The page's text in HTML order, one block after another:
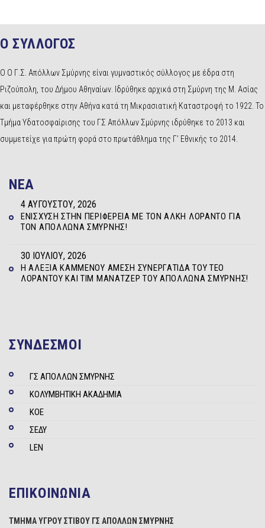
Ο ΣΥΛΛΟΓΟΣ
Ο Ο Γ.Σ. Απόλλων Σμύρνης είναι γυμναστικός σύλλογος με έδρα στη
Ριζούπολη, του Δήμου Αθηναίων. Ιδρύθηκε αρχικά στη Σμύρνη της Μ. Ασίας
και μεταφέρθηκε στην Αθήνα κατά τη Μικρασιατική Καταστροφή το 1922. Το
Τμήμα Υδατοσφαίρισης του ΓΣ Απόλλων Σμύρνης ιδρύθηκε το 2013 και
συμμετείχε για πρώτη φορά στο πρωτάθλημα της Γ’ Εθνικής το 2014.
NEA
ΕΝΊΣΧΥΣΗ ΣΤΗΝ ΠΕΡΙΦΈΡΕΙΑ ΜΕ ΤΟΝ ΆΛΚΗ ΛΟΡΆΝΤΟ ΓΙΑ
ΤΟΝ ΑΠΌΛΛΩΝΑ ΣΜΎΡΝΗΣ!
4 ΑΥΓΟΎΣΤΟΥ, 2026
Η ΑΛΕΞΊΑ ΚΑΜΜΈΝΟΥ ΆΜΕΣΗ ΣΥΝΕΡΓΆΤΙΔΑ ΤΟΥ ΤΕΌ
ΛΟΡΆΝΤΟΥ ΚΑΙ ΤΙΜ ΜΆΝΑΤΖΕΡ ΤΟΥ ΑΠΌΛΛΩΝΑ ΣΜΎΡΝΗΣ!
30 ΙΟΥΛΊΟΥ, 2026
ΣΥΝΔΕΣΜΟΙ
ΓΣ ΑΠΟΛΛΩΝ ΣΜΥΡΝΗΣ
ΚΟΛΥΜΒΗΤΙΚΗ ΑΚΑΔΗΜΙΑ
ΚΟΕ
ΣΕΔΥ
LEN
ΕΠΙΚΟΙΝΩΝΙΑ
ΤΜΗΜΑ ΥΓΡΟΥ ΣΤΙΒΟΥ ΓΣ ΑΠΟΛΛΩΝ ΣΜΥΡΝΗΣ